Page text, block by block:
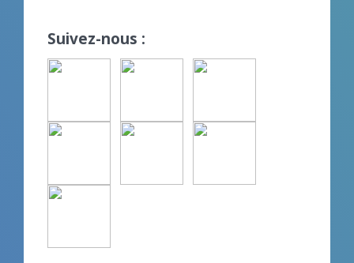
Suivez-nous :